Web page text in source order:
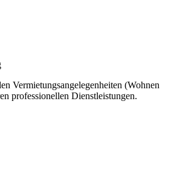
Vermietungsangelegenheiten (Wohnen
professionellen Dienstleistungen.